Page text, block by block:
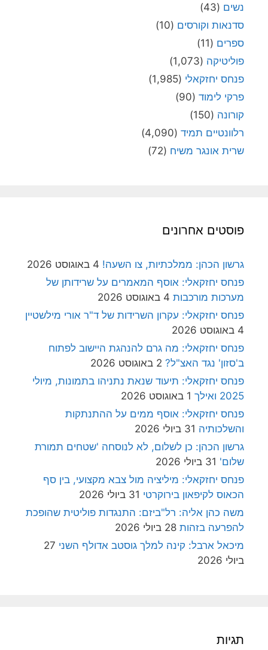
נשים (43)
סדנאות וקורסים (10)
ספרים (11)
פוליטיקה (1,073)
פנחס יחזקאלי (1,985)
פרקי לימוד (90)
קורונה (150)
רלוונטיים תמיד (4,090)
שרית אונגר משיח (72)
פוסטים אחרונים
גרשון הכהן: ממלכתיות, צו השעה! 4 באוגוסט 2026
פנחס יחזקאלי: אוסף המאמרים על שרידותן של
מערכות מורכבות 4 באוגוסט 2026
פנחס יחזקאלי: עקרון השרידות של ד"ר אורי מילשטיין
4 באוגוסט 2026
פנחס יחזקאלי: מה גרם להנהגת היישוב לפתוח
ב'סזון' נגד האצ"ל? 2 באוגוסט 2026
פנחס יחזקאלי: תיעוד שנאת נתניהו בתמונות, מיולי
2025 ואילך
1 באוגוסט 2026
פנחס יחזקאלי: אוסף ממים על ההתנתקות
והשלכותיה 31 ביולי 2026
גרשון הכהן: כן לשלום, לא לנוסחה 'שטחים תמורת
שלום' 31 ביולי 2026
פנחס יחזקאלי: מיליציה מול צבא מקצועי, בין סף
הכאוס לקיפאון בירוקרטי 31 ביולי 2026
משה כהן אליה: רל"ביזם: התנגדות פוליטית שהופכת
להפרעה בזהות 28 ביולי 2026
מיכאל ארבל: קינה למלך גוסטב אדולף השני 27
ביולי 2026
תגיות